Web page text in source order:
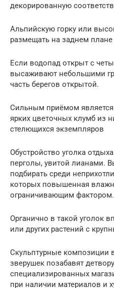
декорированную
Альпийскую горку или
размещать на заднем
Если водопад открыт с
высаживают небольшими
часть берегов открытой.
Сильным приёмом
ярких цветочных клумб из
стелющихся экземпляров
Обустройство уголка
перголы, увитой лианами.
подбирать среди
которых повышенная
ограничивающим фактором.
Органично в такой уголок
или других растений с
Скульптурные композиции
зверушек позабавят
специализированных
при наличии материалов и